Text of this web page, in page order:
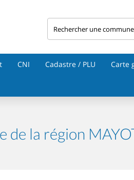
CNI Cadastre / PLU Carte
de la région